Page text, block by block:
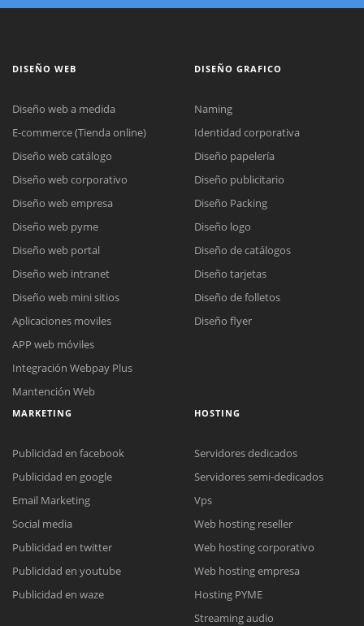
Reunión online
Nuestros ejecutivos le enviarán un correo electrónico con el enlace a
Meet para la reunión online.
Cotización
Todos nuestros ejecutivos están fuera de línea. Complete el formulario
DISEÑO WEB
Diseño web a medida
E-commerce (Tienda online)
Diseño web catálogo
Diseño web corporativo
Diseño web empresa
Diseño web pyme
Diseño web portal
Diseño web intranet
Diseño web mini sitios
Aplicaciones moviles
APP web móviles
Integración Webpay Plus
Mantención Web
DISEÑO GRAFICO
Naming
Identidad corporativa
Diseño papelería
Diseño publicitario
Diseño Packing
Diseño logo
Diseño de catálogos
Diseño tarjetas
Diseño de folletos
Diseño flyer
MARKETING
Publicidad en facebook
Publicidad en google
Email Marketing
Social media
Publicidad en twitter
Publicidad en youtube
Publicidad en waze
HOSTING
Servidores dedicados
Servidores semi-dedicados
Vps
Web hosting reseller
Web hosting corporativo
Web hosting empresa
Hosting PYME
Streaming audio